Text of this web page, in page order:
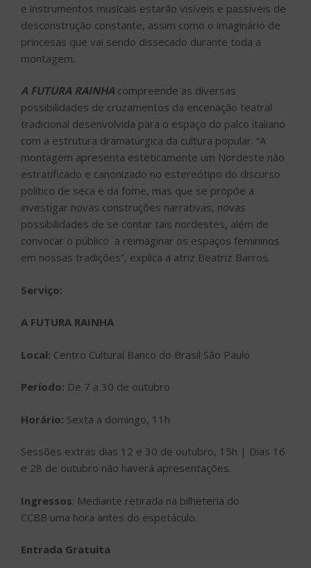
e instrumentos musicais estarão visíveis e passíveis de
desconstrução constante, assim como o imaginário de
princesas que vai sendo dissecado durante toda a
montagem.
A FUTURA RAINHA compreende as diversas
possibilidades de cruzamentos da encenação teatral
tradicional desenvolvida para o espaço do palco italiano
com a estrutura dramatúrgica da cultura popular. “A
montagem apresenta esteticamente um Nordeste não
estratificado e canonizado no estereótipo do discurso
político de seca e da fome, mas que se propõe a
investigar novas construções narrativas, novas
possibilidades de se contar tais nordestes, além de
convocar o público a reimaginar os espaços femininos
em nossas tradições”, explica a atriz Beatriz Barros.
Serviço:
A FUTURA RAINHA
Local: Centro Cultural Banco do Brasil São Paulo
Período: De 7 a 30 de outubro
Horário: Sexta a domingo, 11h
Sessões extras dias 12 e 30 de outubro, 15h | Dias 16
e 28 de outubro não haverá apresentações.
Ingressos: Mediante retirada na bilheteria do
CCBB uma hora antes do espetáculo.
Entrada Gratuita